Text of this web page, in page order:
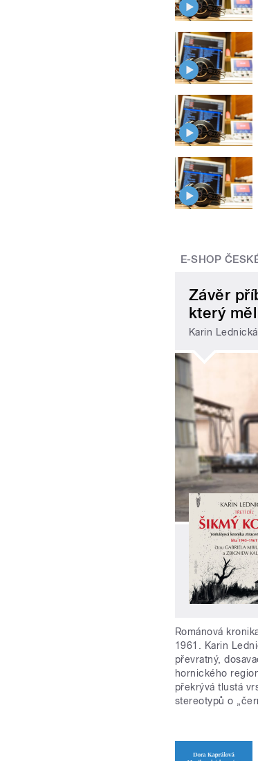
E-SHOP
Závěr
který
Karin
Románová
1961. Karin
převratný,
hornického
překrývá tlustá
stereotypů o